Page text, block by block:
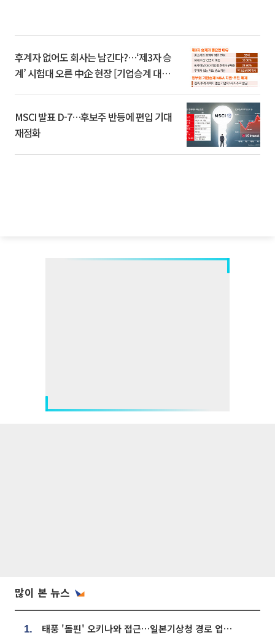
후계자 없어도 회사는 남긴다?…‘제3자 승
계’ 시험대 오른 中企 현장 [기업승계 대전
MSCI 발표 D-7…후보주 반등에 편입 기대
재점화
많이 본 뉴스
1. 태풍 '돌핀' 오키나와 접근…일본기상청 경로 업데이트